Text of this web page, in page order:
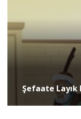
Şefaate Layık